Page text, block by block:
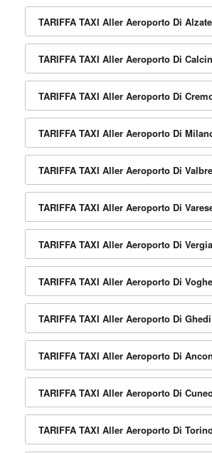
TARIFFA TAXI Aller Aeroporto Di
TARIFFA TAXI Aller Aeroporto Di
TARIFFA TAXI Aller Aeroporto Di
TARIFFA TAXI Aller Aeroporto Di
TARIFFA TAXI Aller Aeroporto Di
TARIFFA TAXI Aller Aeroporto Di
TARIFFA TAXI Aller Aeroporto Di
TARIFFA TAXI Aller Aeroporto Di
TARIFFA TAXI Aller Aeroporto Di Ghedi
TARIFFA TAXI Aller Aeroporto Di
TARIFFA TAXI Aller Aeroporto Di
TARIFFA TAXI Aller Aeroporto Di